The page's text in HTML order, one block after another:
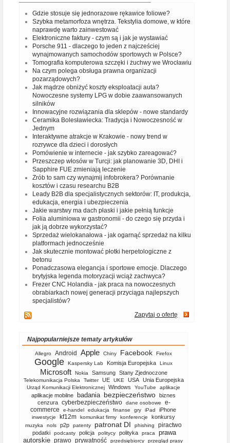
Gdzie stosuje się jednorazowe rękawice foliowe?
Szybka metamorfoza wnętrza. Tekstylia domowe, w które
naprawdę warto zainwestować
Elektroniczne faktury - czym są i jak je wystawiać
Porsche 911 - dlaczego to jeden z najcześciej
wynajmowanych samochodów sportowych w Polsce?
Tomografia komputerowa szczęki i żuchwy we Wrocławiu
Na czym polega obsługa prawna organizacji
pozarządowych?
Jak mądrze obniżyć koszty eksploatacji auta?
Nowoczesne systemy LPG w dobie zaawansowanych
silników
Innowacyjne rozwiązania dla sklepów - nowe standardy
Ceramika Bolesławiecka: Tradycja i Nowoczesność w
Jednym
Interaktywne atrakcje w Krakowie - nowy trend w
rozrywce dla dzieci i dorosłych
Pomówienie w internecie - jak szybko zareagować?
Przeszczep włosów w Turcji: jak planowanie 3D, DHI i
Sapphire FUE zmieniają leczenie
Zrób to sam czy wynajmij infobrokera? Porównanie
kosztów i czasu researchu B2B
Leady B2B dla specjalistycznych sektorów: IT, produkcja,
edukacja, energia i ubezpieczenia
Jakie warstwy ma dach płaski i jakie pełnią funkcje
Folia aluminiowa w gastronomii - do czego się przyda i
jak ją dobrze wykorzystać?
Sprzedaż wielokanałowa - jak ogarnąć sprzedaż na kilku
platformach jednocześnie
Jak skutecznie montować płotki herpetologiczne z
betonu
Ponadczasowa elegancja i sportowe emocje. Dlaczego
brytyjska legenda motoryzacji wciąż zachwyca?
Frezer CNC Holandia - jak praca na nowoczesnych
obrabiarkach nowej generacji przyciąga najlepszych
specjalistów?
Zapytaj o ofertę
Najpopularniejsze tematy artykułów
Allegro Android Apple Chiny Facebook Firefox
Google Kaspersky Lab Komisja Europejska Linux
Microsoft Nokia Samsung Stany Zjednoczone
Telekomunikacja Polska Twitter UE UKE USA Unia Europejska
Urząd Komunikacji Elektronicznej Windows YouTube aplikacje
aplikacje mobilne badania bezpieczeństwo biznes
cenzura cyberbezpieczeństwo dane osobowe
e-
commerce
e-handel edukacja finanse gry iPad iPhone
inwestycje kf12m komunikat firmy konferencje konkursy
muzyka nols p2p patenty patronat DI phishing piractwo
podatki podcasty policja politycy polityka praca
prawa
autorskie prawo prywatność przedsiębiorcy
przegląd prasy